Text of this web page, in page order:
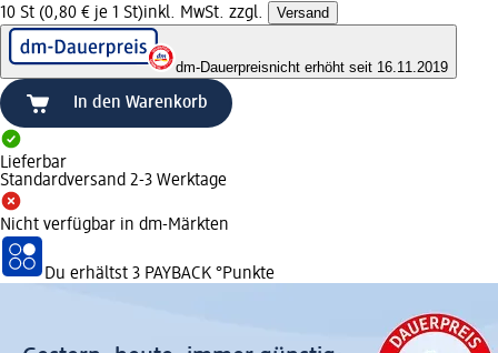
10 St (0,80 € je 1 St)inkl. MwSt. zzgl. Versand
dm-Dauerpreisnicht erhöht seit 16.11.2019
In den Warenkorb
Lieferbar
Standardversand 2-3 Werktage
Nicht verfügbar in dm-Märkten
Du erhältst 3 PAYBACK °Punkte